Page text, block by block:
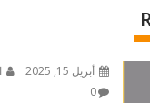
أبريل 15, 2025
0